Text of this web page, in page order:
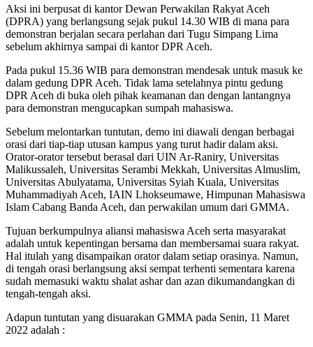
Aksi ini berpusat di kantor Dewan Perwakilan Rakyat Aceh
(DPRA) yang berlangsung sejak pukul 14.30 WIB di mana para
demonstran berjalan secara perlahan dari Tugu Simpang Lima
sebelum akhirnya sampai di kantor DPR Aceh.
Pada pukul 15.36 WIB para demonstran mendesak untuk masuk ke
dalam gedung DPR Aceh. Tidak lama setelahnya pintu gedung
DPR Aceh di buka oleh pihak keamanan dan dengan lantangnya
para demonstran mengucapkan sumpah mahasiswa.
Sebelum melontarkan tuntutan, demo ini diawali dengan berbagai
orasi dari tiap-tiap utusan kampus yang turut hadir dalam aksi.
Orator-orator tersebut berasal dari UIN Ar-Raniry, Universitas
Malikussaleh, Universitas Serambi Mekkah, Universitas Almuslim,
Universitas Abulyatama, Universitas Syiah Kuala, Universitas
Muhammadiyah Aceh, IAIN Lhokseumawe, Himpunan Mahasiswa
Islam Cabang Banda Aceh, dan perwakilan umum dari GMMA.
Tujuan berkumpulnya aliansi mahasiswa Aceh serta masyarakat
adalah untuk kepentingan bersama dan membersamai suara rakyat.
Hal itulah yang disampaikan orator dalam setiap orasinya. Namun,
di tengah orasi berlangsung aksi sempat terhenti sementara karena
sudah memasuki waktu shalat ashar dan azan dikumandangkan di
tengah-tengah aksi.
Adapun tuntutan yang disuarakan GMMA pada Senin, 11 Maret
2022 adalah :